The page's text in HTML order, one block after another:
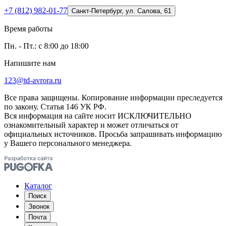
+7 (812) 982-01-77 Санкт-Петербург, ул. Салова, 61
Время работы
Пн. - Пт.: с 8:00 до 18:00
Напишите нам
123@td-avrora.ru
Все права защищены. Копирование информации преследуется
по закону. Статья 146 УК РФ.
Вся информация на сайте носит ИСКЛЮЧИТЕЛЬНО
ознакомительный характер и может отличаться от
официальных источников. Просьба запрашивать информацию
у Вашего персонального менеджера.
Каталог
Поиск
Звонок
Почта